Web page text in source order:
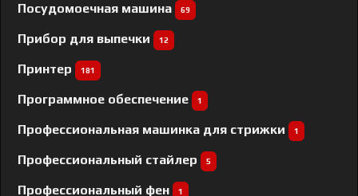
Посудомоечная машина 69
Прибор для выпечки 12
Принтер 181
Программное обеспечение 1
Профессиональная машинка для стрижки 1
Профессиональный cтайлер 5
Профессиональный фен 1